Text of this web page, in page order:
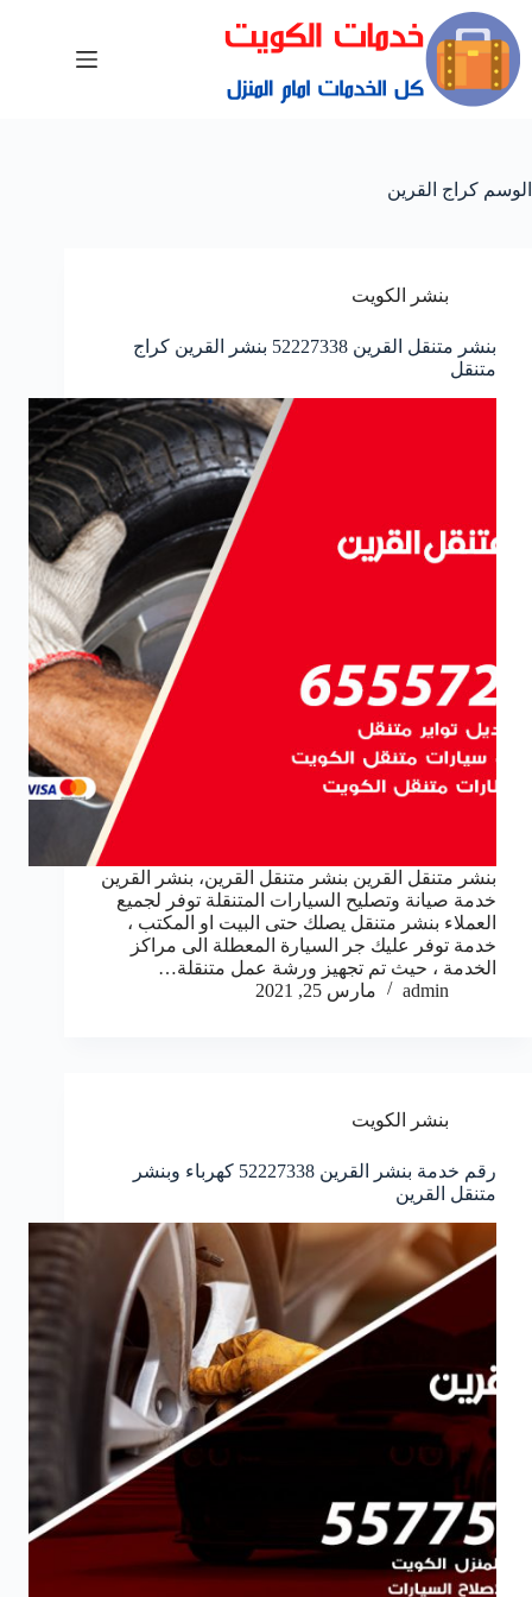
الوسم كراج القرين
بنشر الكويت
بنشر متنقل القرين 52227338 بنشر القرين كراج
متنقل
بنشر متنقل القرين بنشر متنقل القرين، بنشر القرين
خدمة صيانة وتصليح السيارات المتنقلة توفر لجميع
العملاء بنشر متنقل يصلك حتى البيت او المكتب ،
خدمة توفر عليك جر السيارة المعطلة الى مراكز
الخدمة ، حيث تم تجهيز ورشة عمل متنقلة…
admin
مارس 25, 2021
بنشر الكويت
رقم خدمة بنشر القرين 52227338 كهرباء وبنشر
متنقل القرين